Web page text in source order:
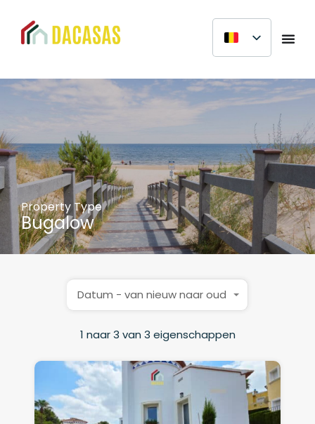
Property Type
Bugalow
1 naar3 van 3 eigenschappen
Datum - van nieuw naar oud